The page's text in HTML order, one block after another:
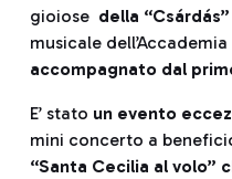
gioiose della
musicale
accompagnato dal
E’ stato un evento
mini concerto a
“Santa Cecilia al volo”